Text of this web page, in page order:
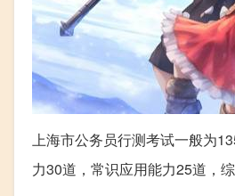
上海市公务员行测考试一般为
力30道，常识应用能力25道，